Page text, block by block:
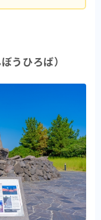
うひろば）